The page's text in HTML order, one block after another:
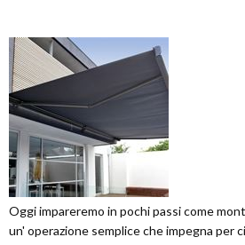
Oggi impareremo in pochi passi come
un' operazione semplice che impegna per